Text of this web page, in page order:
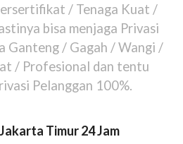
/ Tenaga Kuat /
bisa menjaga Privasi
Ganteng / Gagah / Wangi /
/ Profesional dan tentu
Pelanggan 100%.
Timur 24 Jam